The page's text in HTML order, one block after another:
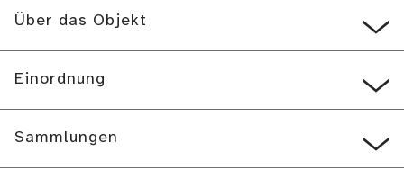
Über das Objekt
Einordnung
Sammlungen